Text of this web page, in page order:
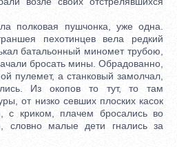
пушчонка, уже одна.
пехотинцев вела редкий
батальонный миномет трубою,
бросать мины. Обрадованно,
пулемет, а станковый замолчал,
Из окопов то тут, то там
от низко севших плоских касок
с криком, плачем бросались во
словно малые дети гнались за